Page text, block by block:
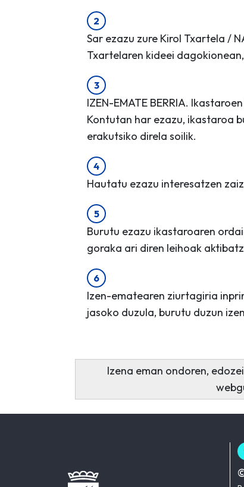
Sar ezazu zure Kirol Txartela /
Txartelaren kideei
IZEN-EMATE BERRIA.
Kontutan har ezazu, ikastaroa
erakutsiko direla soilik.
Hautatu ezazu interesatzen
Burutu ezazu ikastaroaren
goraka ari diren leihoak
Izen-ematearen ziurtagiria
jasoko duzula, burutu duzun
Izena eman ondoren,